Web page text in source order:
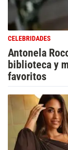
CELEBRIDADES
Antonela
biblioteca y
favoritos